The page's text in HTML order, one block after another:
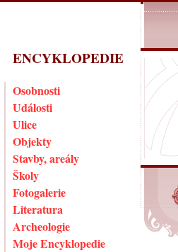
ENCYKLOPEDIE
Osobnosti
Události
Ulice
Objekty
Stavby, areály
Školy
Fotogalerie
Literatura
Archeologie
Moje Encyklopedie